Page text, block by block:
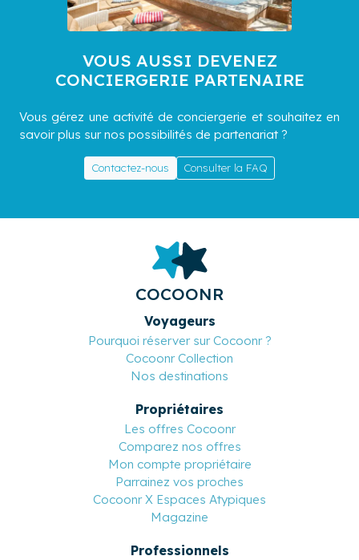
VOUS AUSSI DEVENEZ
CONCIERGERIE PARTENAIRE
Vous gérez une activité de conciergerie et souhaitez en
savoir plus sur nos possibilités de partenariat ?
Contactez-nous Consulter la FAQ
COCOONR
Voyageurs
Pourquoi réserver sur Cocoonr ?
Cocoonr Collection
Nos destinations
Propriétaires
Les offres Cocoonr
Comparez nos offres
Mon compte propriétaire
Parrainez vos proches
Cocoonr X Espaces Atypiques
Magazine
Professionnels